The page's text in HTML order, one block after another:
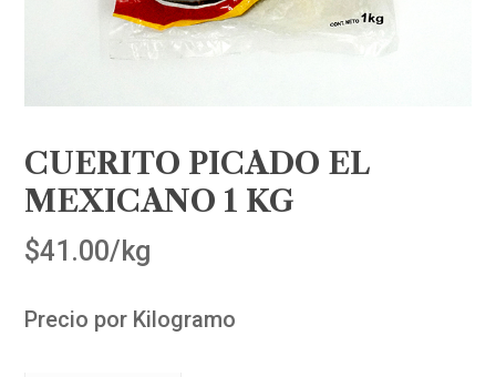
CUERITO PICADO EL
MEXICANO 1 KG
$41.00/kg
Precio por Kilogramo